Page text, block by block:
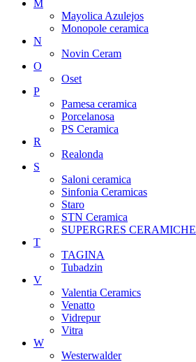
M
Mayolica Azulejos
Monopole ceramica
N
Novin Ceram
O
Oset
P
Pamesa ceramica
Porcelanosa
PS Ceramica
R
Realonda
S
Saloni ceramica
Sinfonia Ceramicas
Staro
STN Ceramica
SUPERGRES CERAMICHE
T
TAGINA
Tubadzin
V
Valentia Ceramics
Venatto
Vidrepur
Vitra
W
Westerwalder